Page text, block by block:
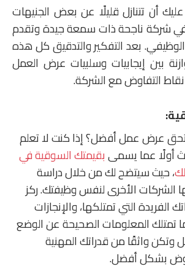
أن تتنازل قليلًا عن بعض الجنيهات
شركة ناجحة ذات سمعة جيدة وتقدم
الوظيفي. بعد التفكير والتدقيق كل هذه
بين إيجابيات وسلبيات عرض العمل
التفاوض مع الشركة.
عرض عمل أفضل؟ إذا كنت لا تعلم
أولًا عما يسمىبقيمتك السوقية في
، حيث سيتضح لك من خلال دراسة
الشركات الأخرى لنفس وظيفتك. ركز
الفريدة التي تمتلكها، والإنجازات
تمتلك المعلومات الصحيحة عن الوضع
وتكن واثقًا من قدراتك المهنية
بشكل أفضل.